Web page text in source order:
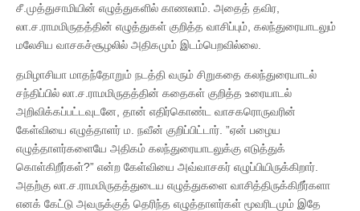
சீ.முத்துசாமியின் எழுத்துகளில் காணலாம். அதைத் தவிர,
லா.ச.ராமமிருதத்தின் எழுத்துகள் குறித்த வாசிப்பும், கலந்துரையாடலும்
மலேசிய வாசகச்சூழலில் அதிகமும் இடம்பெறவில்லை.
தமிழாசியா மாதந்தோறும் நடத்தி வரும் சிறுகதை கலந்துரையாடல்
சந்திப்பில் லா.ச.ராமமிருதத்தின் கதைகள் குறித்த உரையாடல்
அறிவிக்கப்பட்டவுடனே, தான் எதிர்கொண்ட வாசகரொருவரின்
கேள்வியை எழுத்தாளர் ம. நவீன் குறிப்பிட்டார். ”ஏன் பழைய
எழுத்தாளர்களையே அதிகம் கலந்துரையாடலுக்கு எடுத்துக்
கொள்கிறீர்கள்?” என்ற கேள்வியை அவ்வாசகர் எழுப்பியிருக்கிறார்.
அதற்கு லா.ச.ராமமிருதத்துடைய எழுத்துகளை வாசித்திருக்கிறீர்களா
எனக் கேட்டு அவருக்குத் தெரிந்த எழுத்தாளர்கள் மூவரிடமும் இதே